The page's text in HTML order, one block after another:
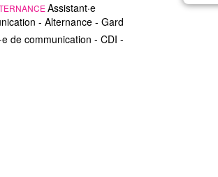
Assistant·e
- Alternance - Gard
de communication - CDI -